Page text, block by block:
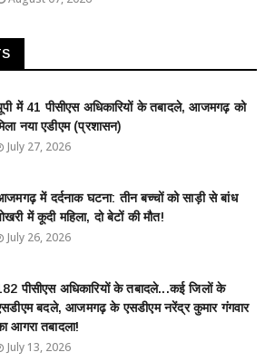
में 41 पीसीएस अधिकारियों के तबादले, आजमगढ़ को
नया एडीएम (प्रशासन)
July 27, 2026
में दर्दनाक घटना: तीन बच्चों को साड़ी से बांध
में कूदी महिला, दो बेटों की मौत!
July 26, 2026
पीसीएस अधिकारियों के तबादले...कई जिलों के
बदले, आजमगढ़ के एसडीएम नरेंद्र कुमार गंगवार
आगरा तबादला!
July 13, 2026